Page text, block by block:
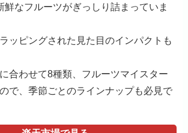
鮮なフルーツがぎっしり詰まっていま
ッピングされた見た目のインパクトも
合わせて8種類、フルーツマイスター
で、季節ごとのラインナップも必見で